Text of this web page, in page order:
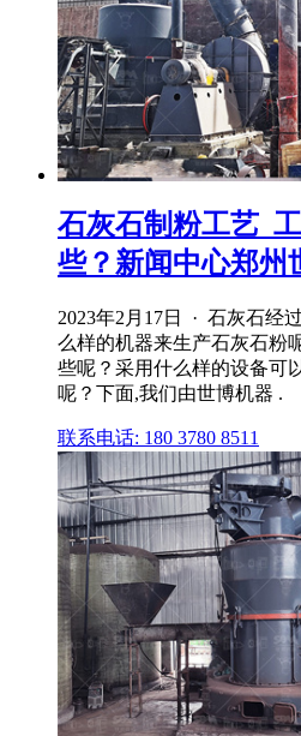
石灰石制粉工艺_
些？新闻中心郑州
2023年2月17日 · 石灰石经
么样的机器来生产石灰石粉
些呢？采用什么样的设备可
呢？下面,我们由世博机器 .
联系电话: 180 3780 8511